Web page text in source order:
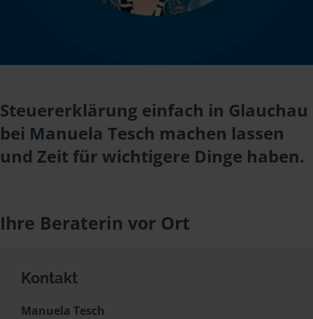
Steuererklärung einfach in Glauchau
bei Manuela Tesch machen lassen
und Zeit für wichtigere Dinge haben.
Ihre Beraterin vor Ort
Kontakt
Manuela Tesch